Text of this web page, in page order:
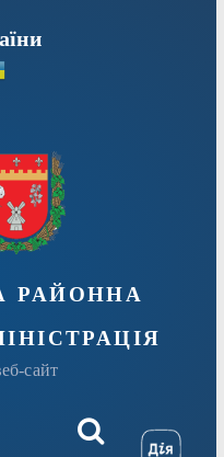
районна
сайт